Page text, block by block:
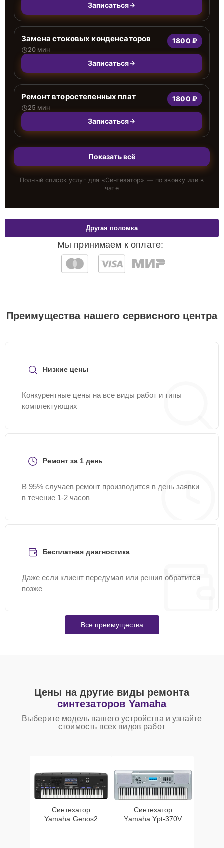
Записаться
Замена стоковых конденсаторов
20 мин
1800 ₽
Записаться
Ремонт второстепенных плат
25 мин
1800 ₽
Записаться
Показать всё
Полный список услуг для «Синтезатор» — по звонку или в
чате
Мы принимаем к оплате:
Другая поломка
Преимущества нашего сервисного центра
Низкие цены
Конкурентные цены на все виды работ и типы
комплектующих
Ремонт за 1 день
В 95% случаев ремонт производится в день заявки
в течение 1-2 часов
Бесплатная диагностика
Даже если клиент передумал или решил обратится
позже
Все преимущества
Цены на другие виды ремонта
синтезаторов Yamaha
Выберите модель вашего устройства и узнайте
стоимость всех видов работ
Синтезатор
Yamaha Genos2
Синтезатор
Yamaha Ypt-370V